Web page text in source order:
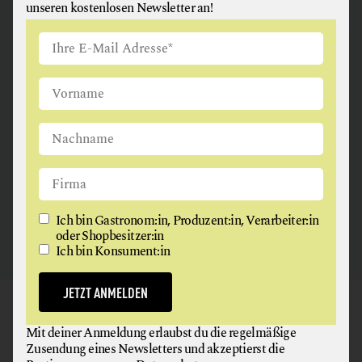
ANGUS & ARTHUR
FLEISCH + FLEISCHERZEUGNISSE
2326 Maria Lanzendorf
GAUMEN HOCH
NEWSLETTER
unseren kostenlosen Newsletter an!
Ich bin Gastronom:in, Produzent:in, Verarbeiter:in
oder Shopbesitzer:in
Ich bin Konsument:in
JETZT ANMELDEN
Mit deiner Anmeldung erlaubst du die regelmäßige
Zusendung eines Newsletters und akzeptierst die